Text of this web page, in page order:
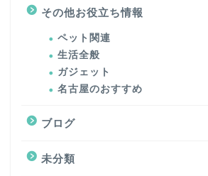
その他お役立ち情報
ペット関連
生活全般
ガジェット
名古屋のおすすめ
ブログ
未分類